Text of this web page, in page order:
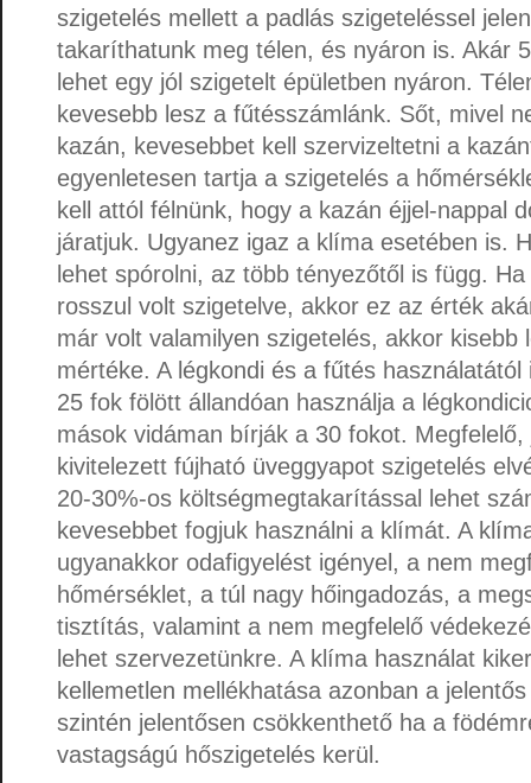
szigetelés mellett a padlás szigeteléssel
takaríthatunk meg télen, és nyáron is. Akár
lehet egy jól szigetelt épületben nyáron.
kevesebb lesz a fűtésszámlánk. Sőt, mivel
kazán, kevesebbet kell szervizeltetni a
egyenletesen tartja a szigetelés a
kell attól félnünk, hogy a kazán éjjel-nappal
járatjuk. Ugyanez igaz a klíma esetében is.
lehet spórolni, az több tényezőtől is függ.
rosszul volt szigetelve, akkor ez az érték
már volt valamilyen szigetelés, akkor kisebb
mértéke. A légkondi és a fűtés
25 fok fölött állandóan használja a
mások vidáman bírják a 30 fokot. Megfelelő,
kivitelezett fújható üveggyapot szigetelés
20-30%-os költségmegtakarítással lehet
kevesebbet fogjuk használni a klímát. A
ugyanakkor odafigyelést igényel, a nem
hőmérséklet, a túl nagy hőingadozás, a
tisztítás, valamint a nem megfelelő
lehet szervezetünkre. A klíma használat
kellemetlen mellékhatása azonban a
szintén jelentősen csökkenthető ha a
vastagságú hőszigetelés kerül.